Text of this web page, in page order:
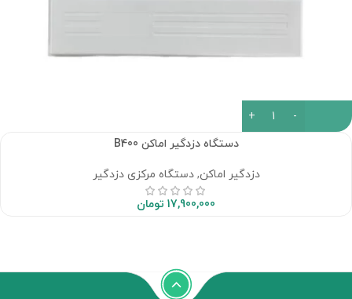
دستگاه دزدگیر اماکن B400
دزدگیر اماکن,دستگاه مرکزی دزدگیر
17,900,000 تومان